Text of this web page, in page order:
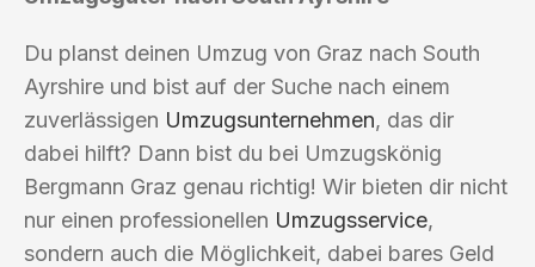
Du planst deinen Umzug von Graz nach South
Ayrshire und bist auf der Suche nach einem
zuverlässigen Umzugsunternehmen, das dir
dabei hilft? Dann bist du bei Umzugskönig
Bergmann Graz genau richtig! Wir bieten dir nicht
nur einen professionellen Umzugsservice,
sondern auch die Möglichkeit, dabei bares Geld